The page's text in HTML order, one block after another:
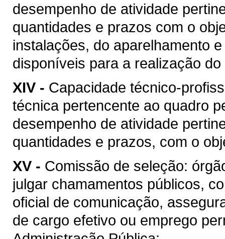
desempenho de atividade
quantidades e prazos com o
instalações, do aparelhamento
disponíveis para a realização
XIV - Capacidade técnico-
técnica pertencente ao quadro
desempenho de atividade
quantidades e prazos, com o
XV - Comissão de seleção:
julgar chamamentos públicos,
oficial de comunicação,
de cargo efetivo ou emprego